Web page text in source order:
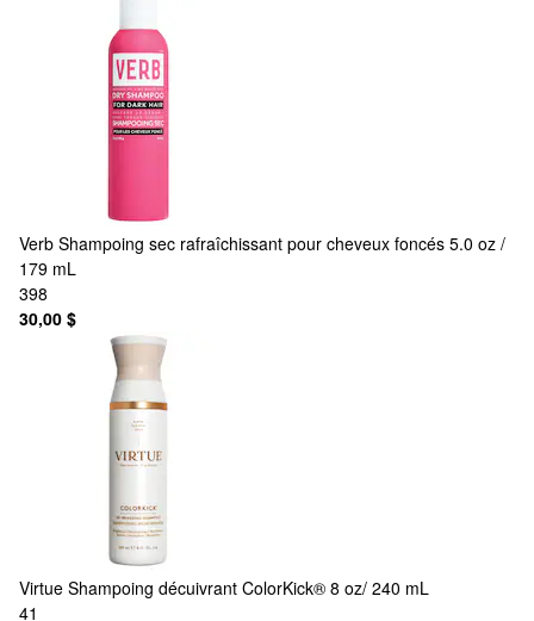
Verb Shampoing sec rafraîchissant pour cheveux foncés 5.0 oz /
179 mL
398
30,00 $
Virtue Shampoing décuivrant ColorKick® 8 oz/ 240 mL
41